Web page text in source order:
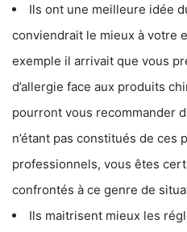
Ils ont une meilleure idée
conviendrait le mieux à votre
exemple il arrivait que vous
d’allergie face aux produits
pourront vous recommander
n’étant pas constitués de ces
professionnels, vous êtes
confrontés à ce genre de
Ils maitrisent mieux les